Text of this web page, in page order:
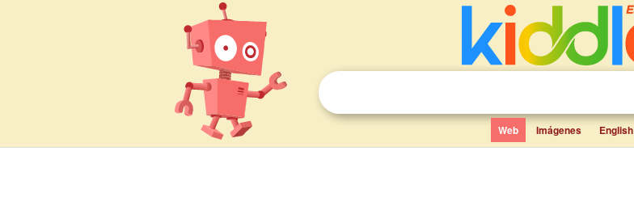
Web Imágenes English